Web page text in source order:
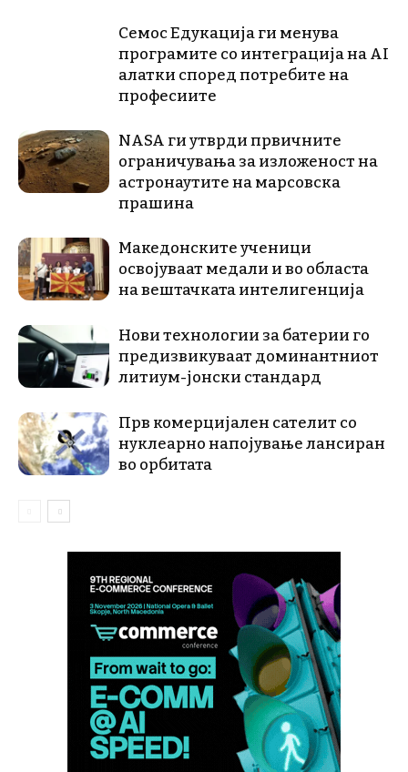
Семос Едукација ги менува
програмите со интеграција на AI
алатки според потребите на
професиите
NASA ги утврди првичните
ограничувања за изложеност на
астронаутите на марсовска
прашина
Македонските ученици
освојуваат медали и во областа
на вештачката интелигенција
Нови технологии за батерии го
предизвикуваат доминантниот
литиум-јонски стандард
Прв комерцијален сателит со
нуклеарно напојување лансиран
во орбитата